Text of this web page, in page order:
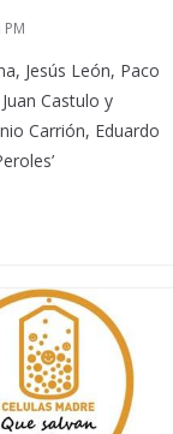
Jesús León, Paco
Castulo y
Carrión, Eduardo